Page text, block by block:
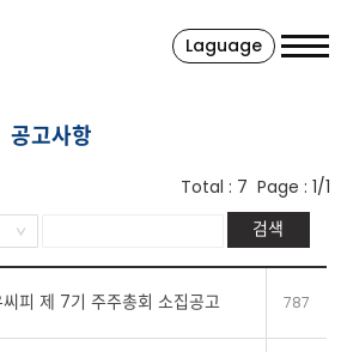
Laguage
공고사항
검색
Total : 7 Page :1/1
씨피 제 7기 주주총회 소집공고 787